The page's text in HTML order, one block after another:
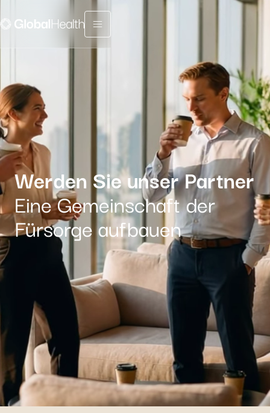
Menu fermé
Werden Sie unser Partner
Eine Gemeinschaft der
Fürsorge aufbauen